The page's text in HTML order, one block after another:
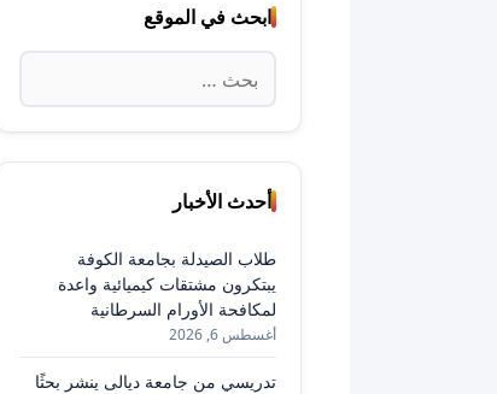
ابحث في الموقع
البحث
عن:
أحدث الأخبار
طلاب الصيدلة بجامعة الكوفة
يبتكرون مشتقات كيميائية واعدة
لمكافحة الأورام السرطانية
أغسطس 6, 2026
تدريسي من جامعة ديالى ينشر بحثًا